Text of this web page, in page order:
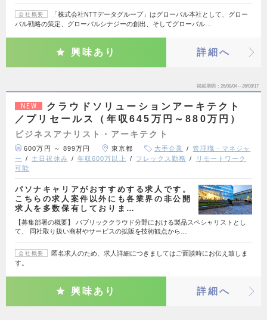
会社概要
「株式会社NTTデータグループ」はグローバル本社として、グロー
バル戦略の策定、グローバルシナジーの創出、そしてグローバル…
興味あり 詳細へ
掲載期間 26/08/04～26/08/17
NEW
クラウドソリューションアーキテクト
／プリセールス（年収645万円～880万円）
ビジネスアナリスト・アーキテクト
600万円 ～ 899万円 東京都 大手企業
管理職・マネジャ
ー
土日祝休み 年収600万以上 フレックス勤務
リモートワーク
可能
パソナキャリアがおすすめする求人です。
こちらの求人案件以外にも各業界の非公開
求人を多数保有しておりま…
【募集部署の概要】 パブリッククラウド分野における製品スペシャリストとし
て、 同社取り扱い商材やサービスの拡販を技術観点から…
会社概要
匿名求人のため、求人詳細につきましてはご面談時にお伝え致しま
す。
興味あり 詳細へ